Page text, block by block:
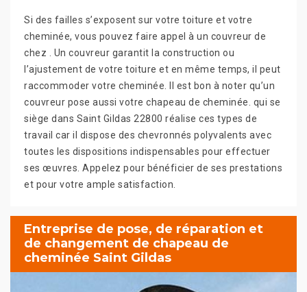
Si des failles s’exposent sur votre toiture et votre
cheminée, vous pouvez faire appel à un couvreur de
chez . Un couvreur garantit la construction ou
l’ajustement de votre toiture et en même temps, il peut
raccommoder votre cheminée. Il est bon à noter qu’un
couvreur pose aussi votre chapeau de cheminée. qui se
siège dans Saint Gildas 22800 réalise ces types de
travail car il dispose des chevronnés polyvalents avec
toutes les dispositions indispensables pour effectuer
ses œuvres. Appelez pour bénéficier de ses prestations
et pour votre ample satisfaction.
Entreprise de pose, de réparation et
de changement de chapeau de
cheminée Saint Gildas